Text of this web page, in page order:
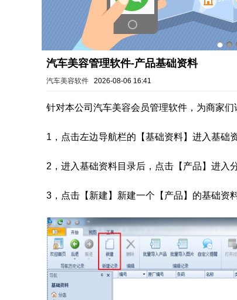
汽车美容管理软件-产品基础资料
汽车美容软件 2026-08-06 16:41
针对本公司汽车美容会员管理软件，为商家
1，点击左边导航栏的【基础资料】进入基础
2，进入基础资料目录后，点击【产品】进入
3，点击【新建】新建一个【产品】的基础资